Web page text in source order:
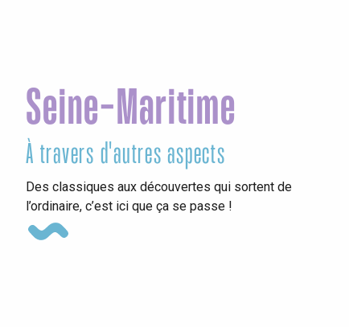
Seine-Maritime
À travers d'autres aspects
Des classiques aux découvertes qui sortent de
l’ordinaire, c’est ici que ça se passe !